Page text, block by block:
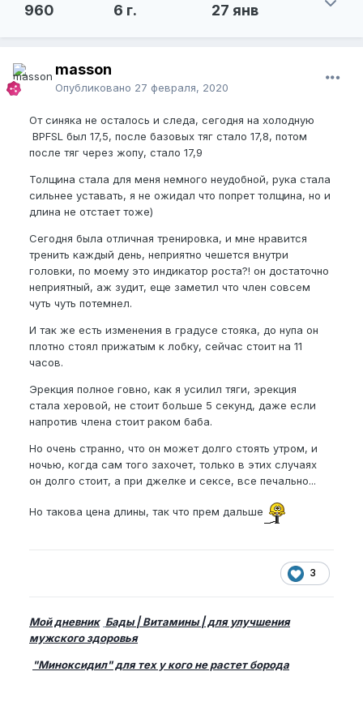
960 6 г. 27 янв
masson
Опубликовано 27 февраля, 2020
От синяка не осталось и следа, сегодня на холодную
BPFSL был 17,5, после базовых тяг стало 17,8, потом
после тяг через жопу, стало 17,9
Толщина стала для меня немного неудобной, рука стала
сильнее уставать, я не ожидал что попрет толщина, но и
длина не отстает тоже)
Сегодня была отличная тренировка, и мне нравится
тренить каждый день, неприятно чешется внутри
головки, по моему это индикатор роста?! он достаточно
неприятный, аж зудит, еще заметил что член совсем
чуть чуть потемнел.
И так же есть изменения в градусе стояка, до нупа он
плотно стоял прижатым к лобку, сейчас стоит на 11
часов.
Эрекция полное говно, как я усилил тяги, эрекция
стала херовой, не стоит больше 5 секунд, даже если
напротив члена стоит раком баба.
Но очень странно, что он может долго стоять утром, и
ночью, когда сам того захочет, только в этих случаях
он долго стоит, а при джелке и сексе, все печально...
Но такова цена длины, так что прем дальше
3
Мой дневник Бады | Витамины | для улучшения
мужского здоровья
"Миноксидил" для тех у кого не растет борода